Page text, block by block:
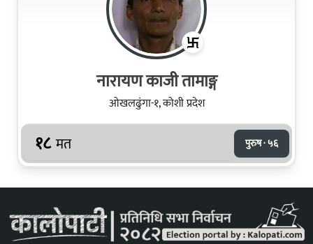
नारायण काजी तामाङ्ग
ओखलढुंगा-१, कोशी प्रदेश
१८ मत पुरुष · ५६